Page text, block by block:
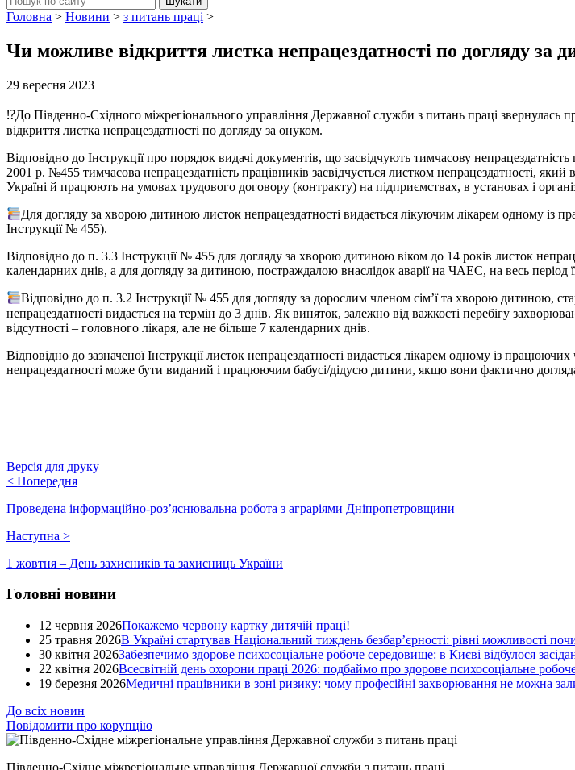
Головна > Новини > з питань праці >
Чи можливе відкриття листка непрацездатності по догляду за
29 вересня 2023
⁉До Південно-Східного міжрегіонального управління Державної служби з питань праці звернулась
відкриття листка непрацездатності по догляду за онуком.
Відповідно до Інструкції про порядок видачі документів, що засвідчують тимчасову
2001 р. №455 тимчасова непрацездатність працівників засвідчується листком непрацездатності,
Україні й працюють на умовах трудового договору (контракту) на підприємствах, в установах і
Для догляду за хворою дитиною листок непрацездатності видається лікуючим лікарем одному із
Інструкції № 455).
Відповідно до п. 3.3 Інструкції № 455 для догляду за хворою дитиною віком до 14 років листок
календарних днів, а для догляду за дитиною, постраждалою внаслідок аварії на ЧАЕС, на весь
Відповідно до п. 3.2 Інструкції № 455 для догляду за дорослим членом сім’ї та хворою дитиною,
непрацездатності видається на термін до 3 днів. Як виняток, залежно від важкості перебігу
відсутності – головного лікаря, але не більше 7 календарних днів.
Відповідно до зазначеної Інструкції листок непрацездатності видається лікарем одному із
непрацездатності може бути виданий і працюючим бабусі/дідусю дитини, якщо вони фактично
Версія для друку
< Попередня
Проведена інформаційно-роз’яснювальна робота з аграріями Дніпропетровщини
Наступна >
1 жовтня – День захисників та захисниць України
Головні новини
12 червня 2026Покажемо червону картку дитячій праці!
25 травня 2026В Україні стартував Національний тиждень безбар’єрності: рівні можливості
30 квітня 2026Забезпечимо здорове психосоціальне робоче середовище: в Києві відбулося
22 квітня 2026Всесвітній день охорони праці 2026: подбаймо про здорове психосоціальне
19 березня 2026Медичні працівники в зоні ризику: чому професійні захворювання не можна
До всіх новин
Повідомити про корупцію
Південно-Східне міжрегіональне управління Державної служби з питань праці